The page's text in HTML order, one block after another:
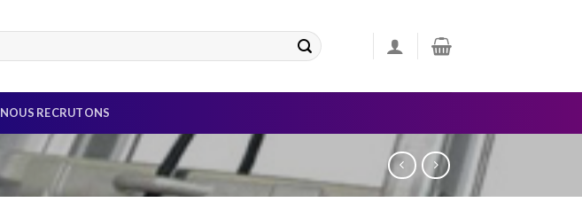
NOUS RECRUTONS